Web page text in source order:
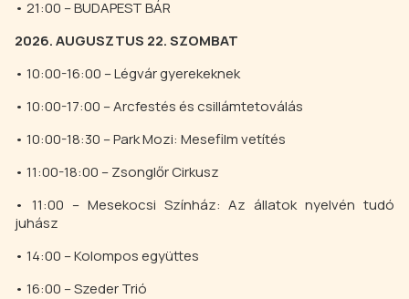
• 21:00 – BUDAPEST BÁR
2026. AUGUSZTUS 22. SZOMBAT
• 10:00-16:00 – Légvár gyerekeknek
• 10:00-17:00 – Arcfestés és csillámtetoválás
• 10:00-18:30 – Park Mozi: Mesefilm vetítés
• 11:00-18:00 – Zsonglőr Cirkusz
• 11:00 – Mesekocsi Színház: Az állatok nyelvén tudó
juhász
• 14:00 – Kolompos együttes
• 16:00 – Szeder Trió